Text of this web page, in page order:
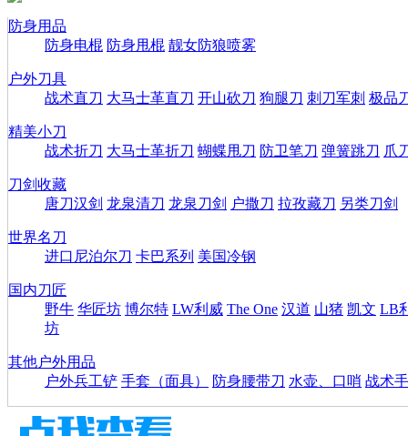
防身用品
防身电棍 防身甩棍 靓女防狼喷雾
户外刀具
战术直刀 大马士革直刀 开山砍刀 狗腿刀 刺刀军刺 极品
精美小刀
战术折刀 大马士革折刀 蝴蝶甩刀 防卫笔刀 弹簧跳刀 爪
刀剑收藏
唐刀汉剑 龙泉清刀 龙泉刀剑 户撒刀 拉孜藏刀 另类刀剑
世界名刀
进口尼泊尔刀 卡巴系列 美国冷钢
国内刀匠
野牛 华匠坊 博尔特 LW利威 The One 汉道 山猪 凯文 LB
坊
其他户外用品
户外兵工铲 手套（面具） 防身腰带刀 水壶、口哨 战术